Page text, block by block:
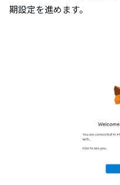
期設定を進めます。